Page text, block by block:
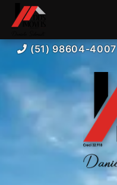
(51) 98604-4007